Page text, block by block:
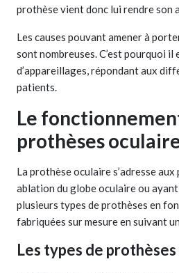
prothèse vient donc lui rendre son
Les causes pouvant amener à
sont nombreuses. C’est pourquoi
d’appareillages, répondant aux
patients.
Le
prothèses
La prothèse oculaire s’adresse
ablation du globe oculaire ou
plusieurs types de prothèses en
fabriquées sur mesure en suivant
Les types de